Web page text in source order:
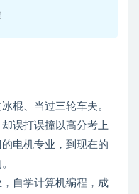
棍、当过三轮车夫。
误打误撞以高分考上
电机专业，到现在的
自学计算机编程，成